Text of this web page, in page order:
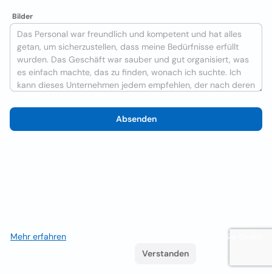
Bilder
Absenden
Mehr erfahren . Wenn Sie weiterhin surfen, akzeptieren Sie deren
Verstanden